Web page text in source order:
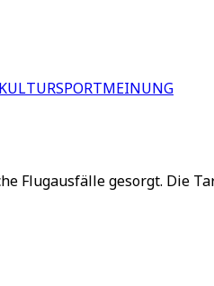
SPORTMEINUNG
Flugausfälle gesorgt. Die